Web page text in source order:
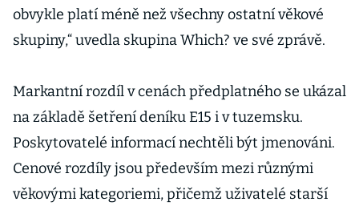
obvykle platí méně než všechny ostatní věkové
skupiny,“ uvedla skupina Which? ve své zprávě.
Markantní rozdíl v cenách předplatného se ukázal
na základě šetření deníku E15 i v tuzemsku.
Poskytovatelé informací nechtěli být jmenováni.
Cenové rozdíly jsou především mezi různými
věkovými kategoriemi, přičemž uživatelé starší